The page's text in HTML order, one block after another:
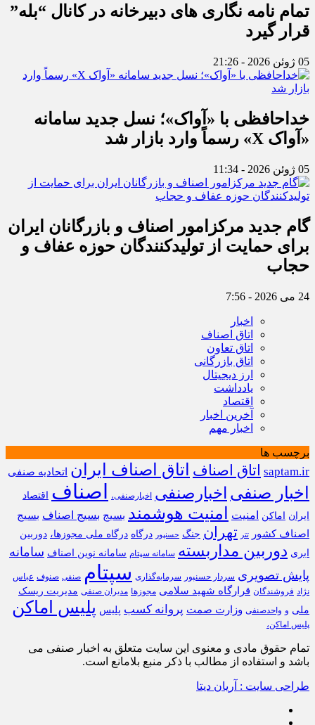
تمام نامه نگاری های دبیرخانه در کانال “بله”
قرار گیرد
05 ژوئن 2026 - 21:26
خداحافظی با «آواک»؛ نسل جدید سامانه
«آواک X» رسماً وارد بازار شد
05 ژوئن 2026 - 11:34
گام جدید مرکزامور اصناف و بازرگانان ایران
برای حمایت از تولیدکنندگان حوزه عفاف و
حجاب
24 می 2026 - 7:56
اخبار
اتاق اصناف
اتاق تعاون
اتاق بازرگانی
ارز دیجیتال
یادداشت
اقتصاد
آخرین اخبار
اخبار مهم
برچسب ها
saptam.ir اتاق اصناف اتاق اصناف ایران اتحادیه صنفی
اخبار صنفی اخبارصنفی اخبارصنفی، اصناف
اقتصاد
ایران
اماکن امنیت امنیت هوشمند بسیج بسیج اصناف بسیج
اصناف کشور
تتر تهران جنگ حسنپور درگاه درگاه ملی مجوزها، دوربین
ابری دوربین مداربسته سامانه سپتام سامانه نوین اصناف سامانه
پایش تصویری سردار حسنپور سرمایه‌گذاری سپتام صنفی صنوف عباس
نژاد فروشندگان قرارگاه شهید سلامی مجوزها مدیران صنفی مدیریت ریسک
ملی و واحدصنفی وزارت صمت پروانه کسب پلیس پلیس اماکن
پلیس اماکن،
تمام حقوق مادی و معنوی این سایت متعلق به اخبار صنفی می
باشد و استفاده از مطالب با ذکر منبع بلامانع است.
طراحی سایت : آریان دیتا